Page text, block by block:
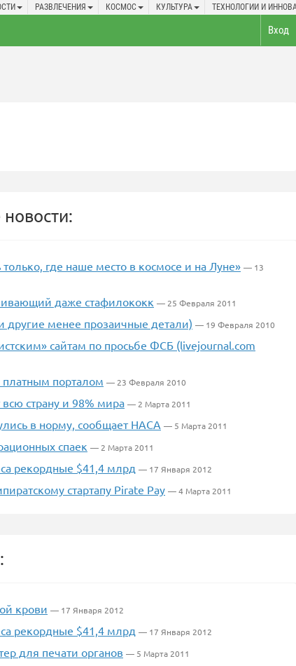
РАЗВЛЕЧЕНИЯ КОСМОС КУЛЬТУРА ТЕХНОЛОГИИ И
Вход
где наше место в космосе и на Луне» — 13
даже стафилококк — 25 Февраля 2011
другие менее прозаичные детали) — 19 Февраля 2010
сайтам по просьбе ФСБ (livejournal.com
порталом — 23 Февраля 2010
страну и 98% мира — 2 Марта 2011
в норму, сообщает НАСА — 5 Марта 2011
спаек — 2 Марта 2011
рекордные $41,4 млрд — 17 Января 2012
стартапу Pirate Pay — 4 Марта 2011
крови — 17 Января 2012
рекордные $41,4 млрд — 17 Января 2012
для печати органов — 5 Марта 2011